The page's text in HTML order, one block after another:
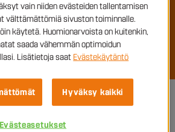
Johanna pääsi koulutuksella työelämään
Sihdin avulla
vain niiden evästeiden tallentamisen
välttämättömiä sivuston toiminnalle.
käytetä. Huomionarvoista on kuitenkin,
saada vähemmän optimoidun
Lisätietoja saat Evästekäytäntö
Hyväksy kaikki
Evästeasetukset